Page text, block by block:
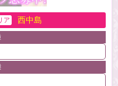
ア 西中島